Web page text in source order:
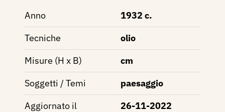
Anno
1932 c.
Tecniche
olio
Misure (H x B)
cm
Soggetti / Temi
paesaggio
Aggiornato il
26-11-2022